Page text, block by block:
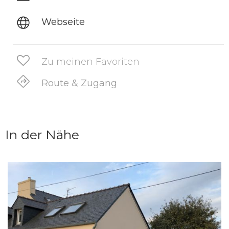
Webseite
Zu meinen Favoriten
Route & Zugang
In der Nähe